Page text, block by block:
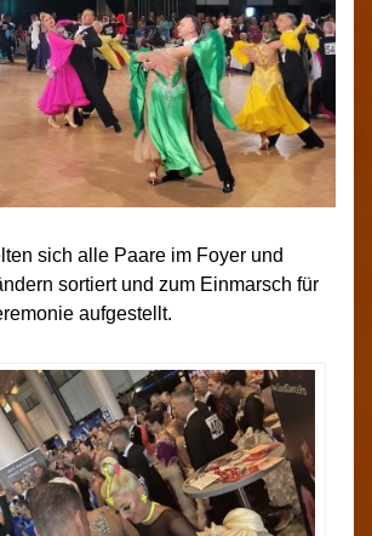
sich alle Paare im Foyer und
sortiert und zum Einmarsch für
aufgestellt.